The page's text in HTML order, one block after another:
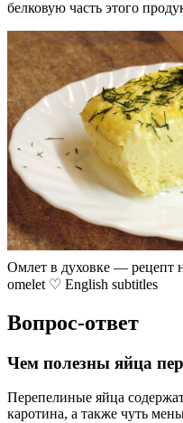
белковую часть этого
Омлет в духовке — рецепт
omelet ♡ English subtitles
Вопрос-ответ
Чем полезны яйца
Перепелиные яйца
каротина, а также чуть